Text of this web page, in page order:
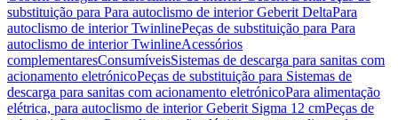
substituição para Para autoclismo de interior Geberit DeltaPara
autoclismo de interior TwinlinePeças de substituição para Para
autoclismo de interior TwinlineAcessórios
complementaresConsumíveisSistemas de descarga para sanitas com
acionamento eletrónicoPeças de substituição para Sistemas de
descarga para sanitas com acionamento eletrónicoPara alimentação
elétrica, para autoclismo de interior Geberit Sigma 12 cmPeças de